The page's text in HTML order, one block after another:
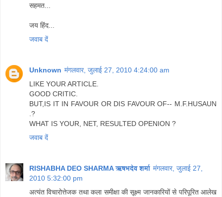
सहमत...
जय हिंद...
जवाब दें
Unknown मंगलवार, जुलाई 27, 2010 4:24:00 am
LIKE YOUR ARTICLE.
GOOD CRITIC.
BUT,IS IT IN FAVOUR OR DIS FAVOUR OF-- M.F.HUSAUN
.?
WHAT IS YOUR, NET, RESULTED OPENION ?
जवाब दें
RISHABHA DEO SHARMA ऋषभदेव शर्मा मंगलवार, जुलाई 27,
2010 5:32:00 pm
अत्यंत विचारोत्तेजक तथा कला समीक्षा की सूक्ष्म जानकारियों से परिपूरित आलेख